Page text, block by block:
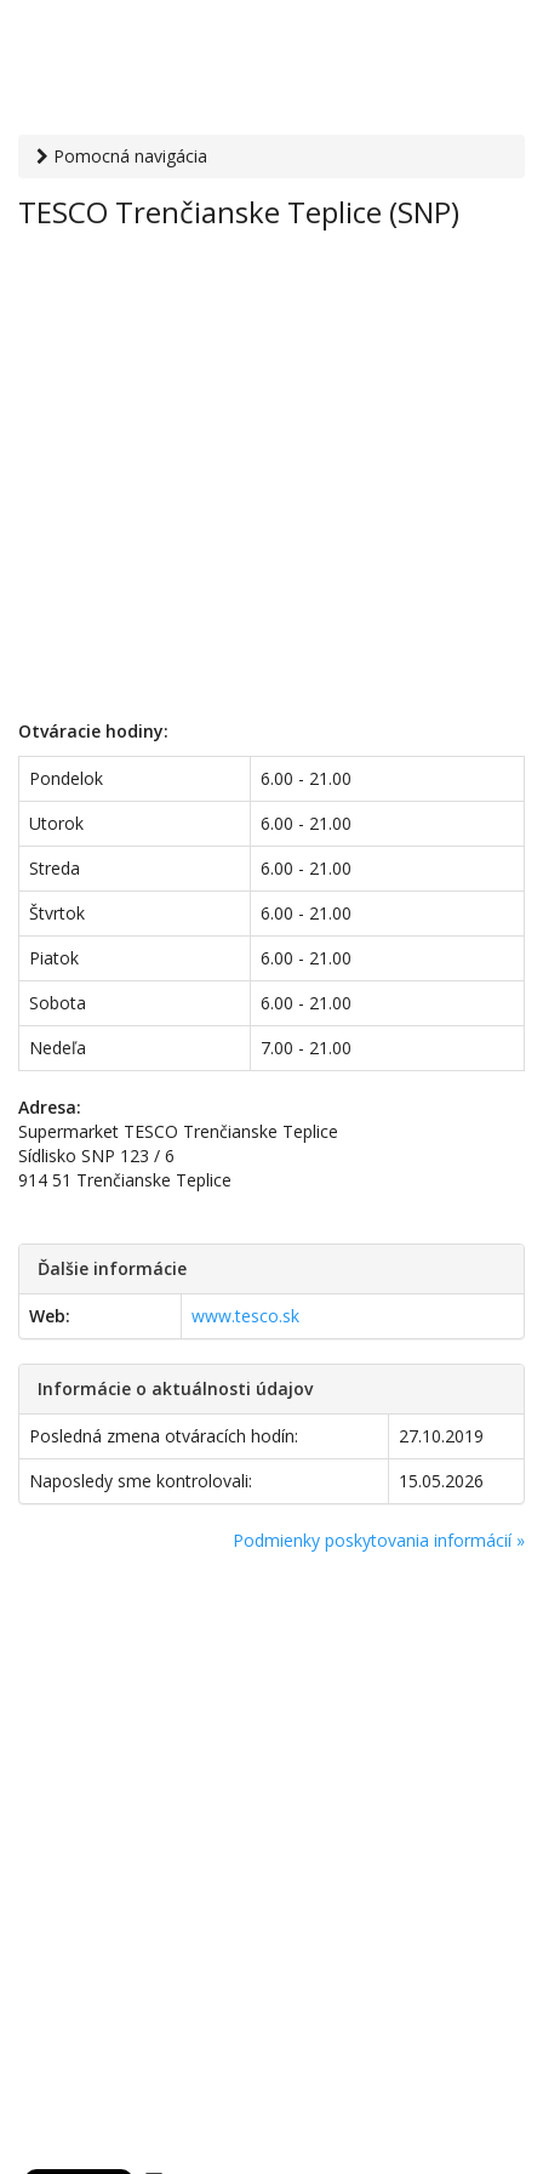
Pomocná navigácia
supermarkety› TESCO Trenčianske Teplice (SNP)
TESCO Trenčianske Teplice (SNP)
Otváracie hodiny:
Pondelok
6.00 - 21.00
Utorok
6.00 - 21.00
Streda
6.00 - 21.00
Štvrtok
6.00 - 21.00
Piatok
6.00 - 21.00
Sobota
6.00 - 21.00
Nedeľa
7.00 - 21.00
Adresa:
Supermarket TESCO Trenčianske Teplice
Sídlisko SNP 123 / 6
914 51 Trenčianske Teplice
Ďalšie informácie
Web: www.tesco.sk
Informácie o aktuálnosti údajov
Posledná zmena otváracích hodín:
27.10.2019
Naposledy sme kontrolovali:
15.05.2026
Podmienky poskytovania informácií »